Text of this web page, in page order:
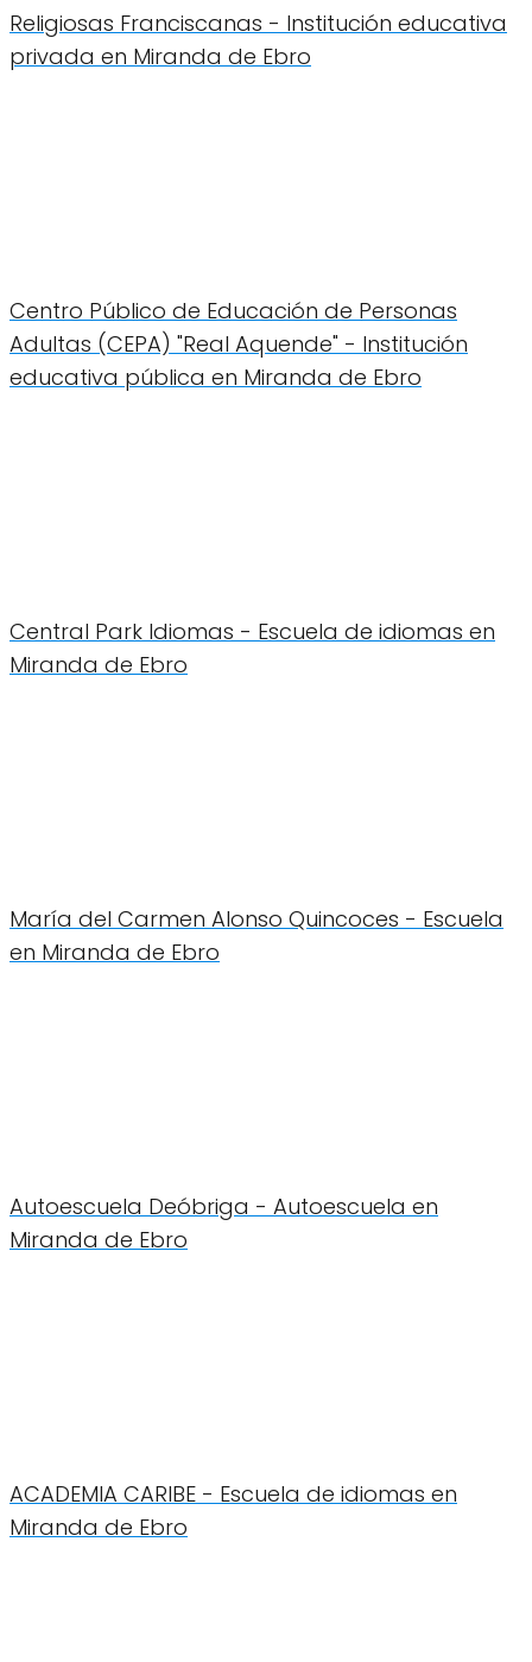
Religiosas Franciscanas - Institución educativa
privada en Miranda de Ebro
Centro Público de Educación de Personas
Adultas (CEPA) "Real Aquende" - Institución
educativa pública en Miranda de Ebro
Central Park Idiomas - Escuela de idiomas en
Miranda de Ebro
María del Carmen Alonso Quincoces - Escuela
en Miranda de Ebro
Autoescuela Deóbriga - Autoescuela en
Miranda de Ebro
ACADEMIA CARIBE - Escuela de idiomas en
Miranda de Ebro